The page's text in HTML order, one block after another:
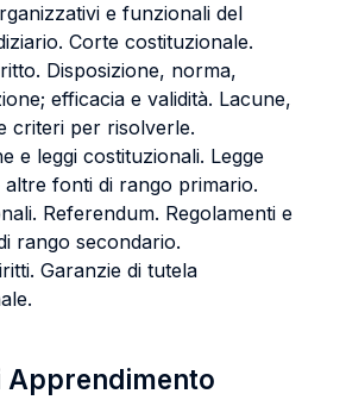
e funzionali del
Corte costituzionale.
Disposizione, norma,
efficacia e validità. Lacune,
criteri per risolverle.
e leggi costituzionali. Legge
altre fonti di rango primario.
Referendum. Regolamenti e
rango secondario.
Garanzie di tutela
Apprendimento